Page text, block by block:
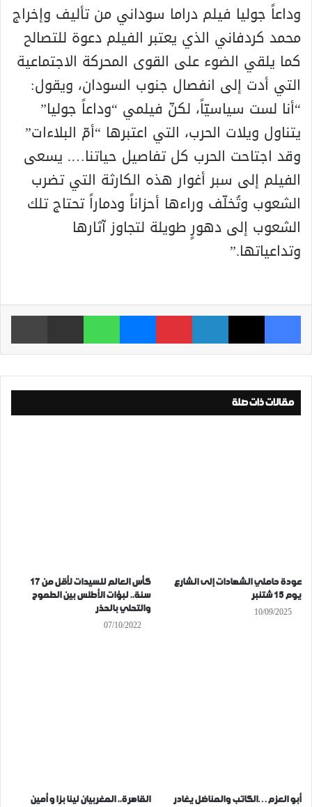
وداعاً جوليا فيلم دراما سوداني من تأليف وإخراج
محمد كردفاني الذي يعتبر الفيلم دعوة للتصالح
كما يلقي الضوء على القوى المحركة الاجتماعية
التي أدت إلى انفصال جنوب السودان، ويقول:
“أنا لست سياسيّاً، لكنّ فيلمي “وداعاً جوليا”
يتناول ويلات الحرب، التي اعتبرها “أمّ البلاءات”
وقد اجتاحت الحرب كل تفاصيل حياتنا…. يسعى
الفيلم إلى سبر أغوار هذه الكارثة التي تضرب
الشعوب وتُخلّف وراءها أحزاناً ودماراً تحتاج تلك
الشعوب إلى دهورٍ طويلة لتجاوز آثارها
وتداعياتها.”
فيسبوك ‫X لينكدإن بينتيريست ماسنجر واتساب مشاركة عبر البريد
مقالات ذات صلة
عودة حاملي الشهادات إلى الشارع
يوم 15 شتنبر
10/09/2025
كأس العالم للسيدات لأقل من 17
سنة.. لبؤات الأطلس بين الطموح
والتحلي بالحذر
07/10/2022
أبو العزم…الكاتب والمناضل يغادر
القاهرة.. المغربيان لينا بزا و أمين